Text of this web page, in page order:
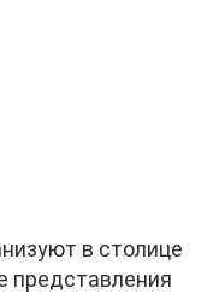
в столице
представления